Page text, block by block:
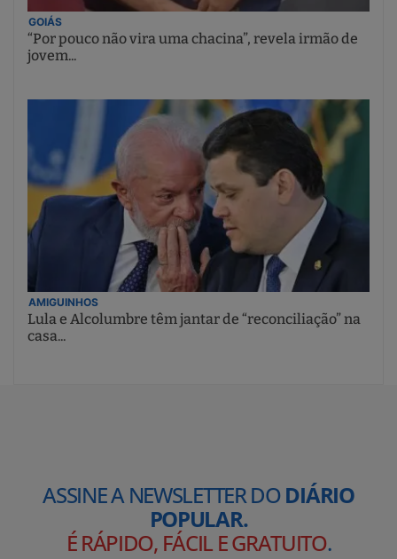
GOIÁS
“Por pouco não vira uma chacina”, revela irmão de
jovem...
AMIGUINHOS
Lula e Alcolumbre têm jantar de “reconciliação” na
casa...
ASSINE A NEWSLETTER DODIÁRIO
POPULAR.
É RÁPIDO, FÁCIL E GRATUITO.